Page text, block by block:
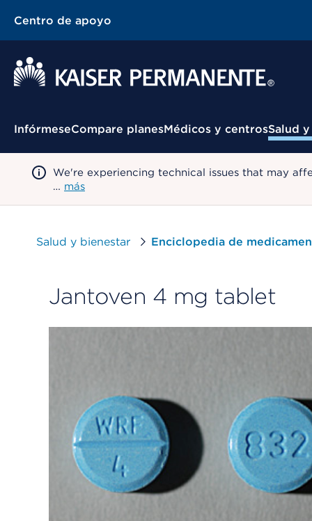
Centro de apoyo
Menú contextual
InfórmeseCompare planesMédicos y centrosSalud
We're experiencing technical issues that may
… más
Salud y bienestar Enciclopedia de
Jantoven 4 mg tablet